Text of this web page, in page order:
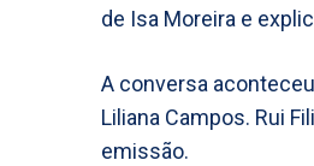
de Isa Moreira e
A conversa
Liliana Campos. Rui
emissão.